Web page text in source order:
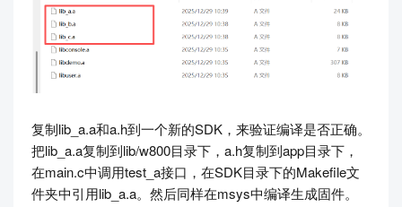
复制lib_a.a和a.h到一个新的SDK，来验证编译是否正确。
把lib_a.a复制到lib/w800目录下，a.h复制到app目录下，
在main.c中调用test_a接口，在SDK目录下的Makefile文
件夹中引用lib_a.a。然后同样在msys中编译生成固件。